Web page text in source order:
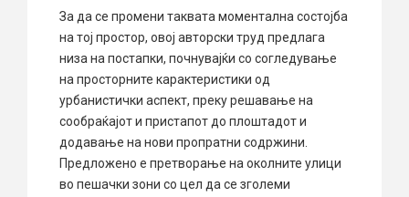
За да се промени таквата моментална состојба
на тој простор, овој авторски труд предлага
низа на постапки, почнувајќи со согледување
на просторните карактеристики од
урбанистички аспект, преку решавање на
сообраќајот и пристапот до плоштадот и
додавање на нови пропратни содржини.
Предложено е претворање на околните улици
во пешачки зони со цел да се зголеми